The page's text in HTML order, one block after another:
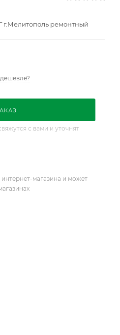
г.Мелитополь ремонтный
с вами и уточнят
магазина и может